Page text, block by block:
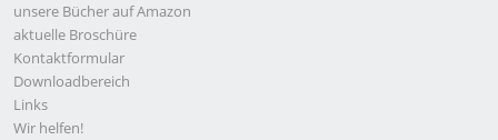
unsere Bücher auf Amazon
aktuelle Broschüre
Kontaktformular
Downloadbereich
Links
Wir helfen!